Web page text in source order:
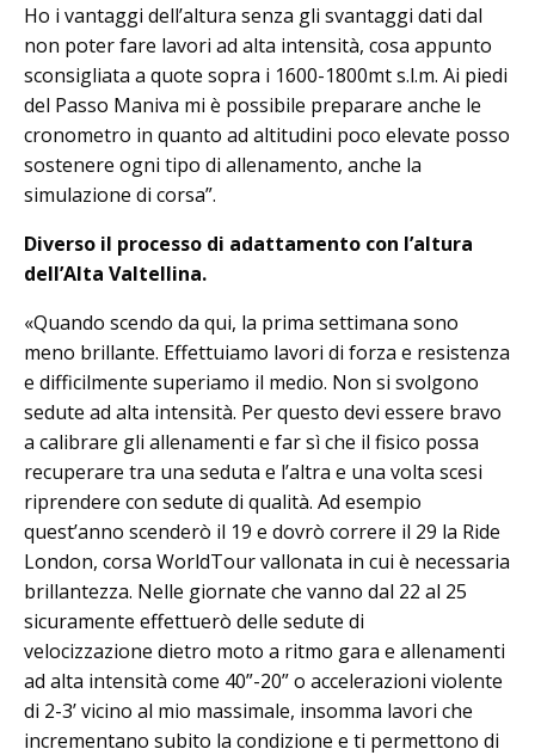
Ho i vantaggi dell’altura senza gli svantaggi dati dal
non poter fare lavori ad alta intensità, cosa appunto
sconsigliata a quote sopra i 1600-1800mt s.l.m. Ai piedi
del Passo Maniva mi è possibile preparare anche le
cronometro in quanto ad altitudini poco elevate posso
sostenere ogni tipo di allenamento, anche la
simulazione di corsa”.
Diverso il processo di adattamento con l’altura
dell’Alta Valtellina.
«Quando scendo da qui, la prima settimana sono
meno brillante. Effettuiamo lavori di forza e resistenza
e difficilmente superiamo il medio. Non si svolgono
sedute ad alta intensità. Per questo devi essere bravo
a calibrare gli allenamenti e far sì che il fisico possa
recuperare tra una seduta e l’altra e una volta scesi
riprendere con sedute di qualità. Ad esempio
quest’anno scenderò il 19 e dovrò correre il 29 la Ride
London, corsa WorldTour vallonata in cui è necessaria
brillantezza. Nelle giornate che vanno dal 22 al 25
sicuramente effettuerò delle sedute di
velocizzazione dietro moto a ritmo gara e allenamenti
ad alta intensità come 40”-20” o accelerazioni violente
di 2-3’ vicino al mio massimale, insomma lavori che
incrementano subito la condizione e ti permettono di